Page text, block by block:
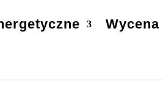
Wycena